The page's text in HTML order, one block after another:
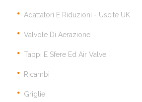
Adattatori E Riduzioni - Uscite UK
Valvole Di Aerazione
Tappi E Sfere Ed Air Valve
Ricambi
Griglie